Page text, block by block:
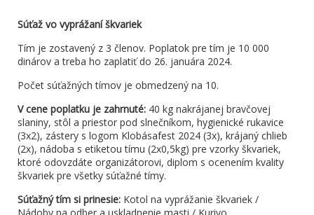
Súťaž vo vyprážaní škvariek
Tím je zostavený z 3 členov. Poplatok pre tím je 10 000
dinárov a treba ho zaplatiť do 26. januára 2024.
Počet súťažných tímov je obmedzený na 10.
V cene poplatku je zahrnuté: 40 kg nakrájanej bravčovej
slaniny, stôl a priestor pod slnečníkom, hygienické rukavice
(3x2), zástery s logom Klobásafest 2024 (3x), krájaný chlieb
(2x), nádoba s etiketou tímu (2x0,5kg) pre vzorky škvariek,
ktoré odovzdáte organizátorovi, diplom s ocenením kvality
škvariek pre všetky súťažné tímy.
Súťažný tím si prinesie: Kotol na vyprážanie škvariek /